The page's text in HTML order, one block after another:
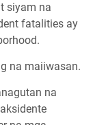
siyam na
fatalities ay
na maiiwasan.
na